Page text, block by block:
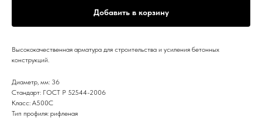
Добавить в корзину
Высококачественная арматура для строительства и усиления бетонных
конструкций.
Диаметр, мм: 36
Стандарт: ГОСТ Р 52544-2006
Класс: А500С
Тип профиля: рифленая